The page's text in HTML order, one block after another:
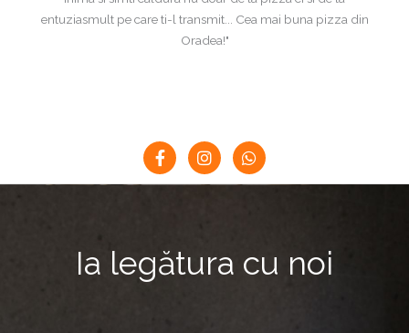
entuziasmult pe care ti-l transmit... Cea mai buna pizza din
Oradea!"
F
a
c
e
k
-
I
n
s
t
a
m
W
h
a
t
p
Ia legătura cu noi